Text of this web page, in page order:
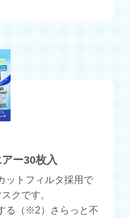
ー30枚入
ットフィルタ採用で
クです。
る（※2）さらっと不